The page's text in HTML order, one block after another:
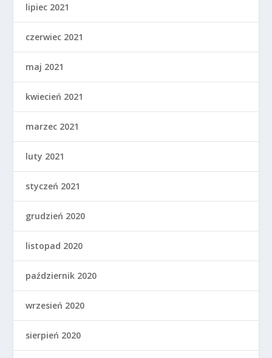
lipiec 2021
czerwiec 2021
maj 2021
kwiecień 2021
marzec 2021
luty 2021
styczeń 2021
grudzień 2020
listopad 2020
październik 2020
wrzesień 2020
sierpień 2020